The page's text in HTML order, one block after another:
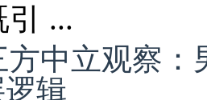
...
中立观察：
辑